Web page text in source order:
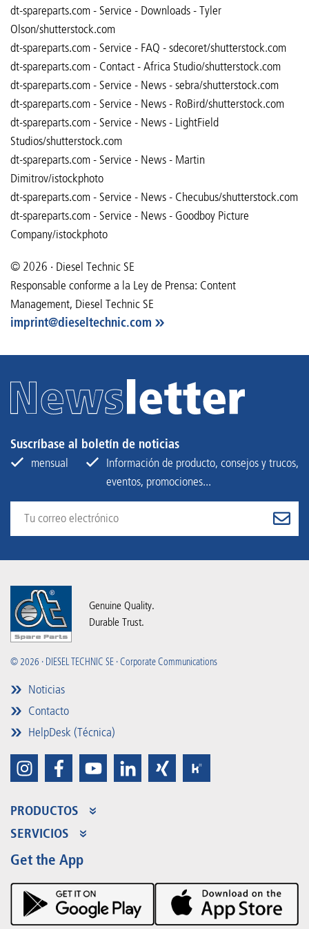
dt-spareparts.com - Service - Downloads - Tyler
Olson/shutterstock.com
dt-spareparts.com - Service - FAQ - sdecoret/shutterstock.com
​​​​​​​dt-spareparts.com - Contact - Africa Studio/shutterstock.com
dt-spareparts.com - Service - News - sebra/shutterstock.com
dt-spareparts.com - Service - News - RoBird/shutterstock.com
dt-spareparts.com - Service - News - LightField
Studios/shutterstock.com
dt-spareparts.com - Service - News - Martin
Dimitrov/istockphoto
dt-spareparts.com - Service - News - Checubus/shutterstock.com
dt-spareparts.com - Service - News - Goodboy Picture
Company/istockphoto
© 2026 · Diesel Technic SE
Responsable conforme a la Ley de Prensa: Content
Management, Diesel Technic SE
imprint@dieseltechnic.com
Suscríbase al boletín de noticias
mensual
Información de producto, consejos y trucos,
eventos, promociones...
Genuine Quality.
Durable Trust.
© 2026 · DIESEL TECHNIC SE · Corporate Communications
Noticias
Contacto
HelpDesk (Técnica)
PRODUCTOS
Gama de productos
Partner Portal
Product Promotions
SERVICIOS
Beneficios
Eventos
Descargas
Get the App